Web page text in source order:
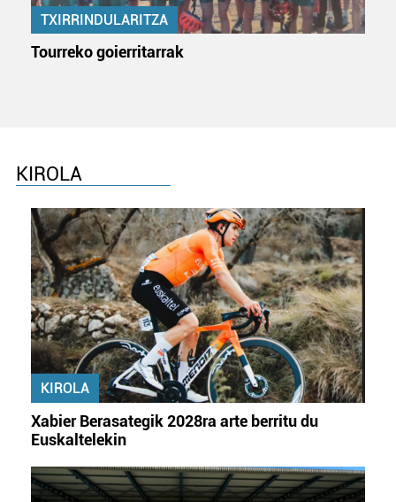
erabiltzen dituen hauta dezakezu.
Bazkide batzuek ez dizute baimenik eskatzen, eta beren
buruzko informazio gehiago eta ezarri zure lehentasunak
datuen atalean. Edozein unetan alda edo ken dezakezu
zure baimena Cookieen adierazpenean.
Webgune honek cookie propioak eta hirugarrenen cookie-
fitxategiak erabiltzen ditu. Zure esperientzia eta
zerbitzuak hobetzeko asmoz, cookie teknologiaz
baliatzen gara. Ohar hau onartuz gero, teknologia hori
erabiltzeko baimen esplizitua ematen diguzu.Gehiago
irakurri
TXIRRINDULARITZA
Tourreko goierritarrak
KIROLA
KIROLA
Xabier Berasategik 2028ra arte berritu du
Euskaltelekin